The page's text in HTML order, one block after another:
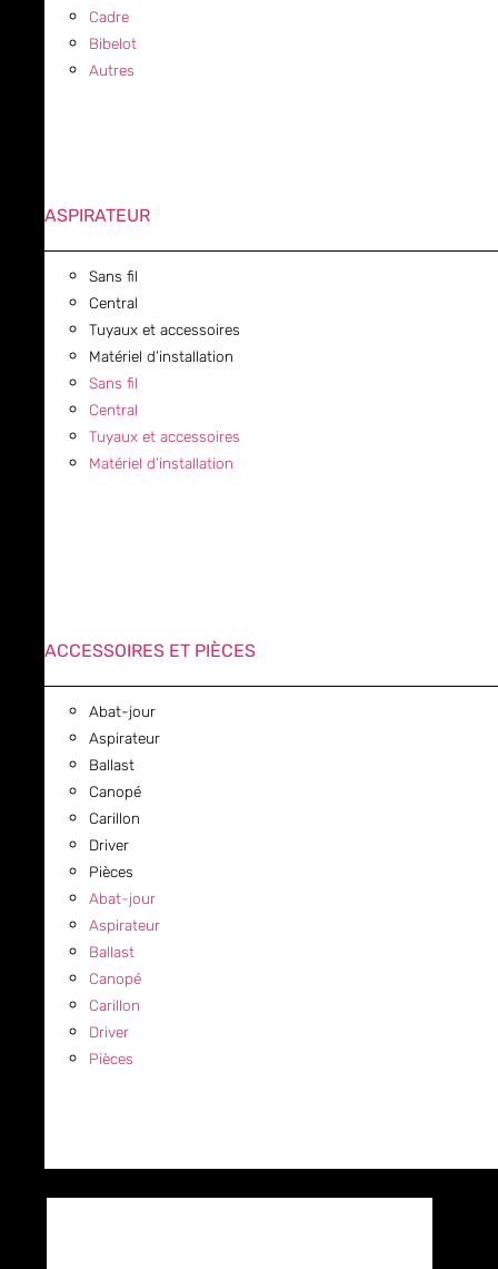
Cadre
Bibelot
Autres
ASPIRATEUR
Sans fil
Central
Tuyaux et accessoires
Matériel d’installation
Sans fil
Central
Tuyaux et accessoires
Matériel d’installation
ACCESSOIRES ET PIÈCES
Abat-jour
Aspirateur
Ballast
Canopé
Carillon
Driver
Pièces
Abat-jour
Aspirateur
Ballast
Canopé
Carillon
Driver
Pièces